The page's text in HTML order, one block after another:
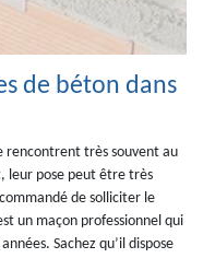
de béton dans
rencontrent très souvent au
leur pose peut être très
de solliciter le
un maçon professionnel qui
Sachez qu’il dispose